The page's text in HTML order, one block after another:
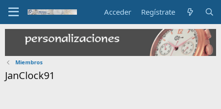
Acceder Regístrate
Miembros
JanClock91